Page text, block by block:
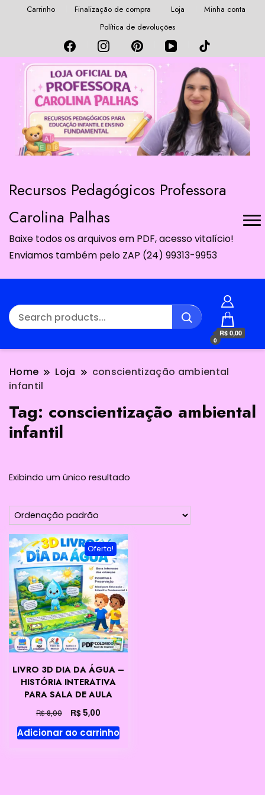
Carrinho Finalização de compra Loja
Minha conta
Política de devoluções
Recursos Pedagógicos Professora
Carolina Palhas
Baixe todos os arquivos em PDF, acesso vitalício!
Enviamos também pelo ZAP (24) 99313-9953
0
R$ 0,00
Home Loja
conscientização ambiental
infantil
Tag: conscientização ambiental
infantil
Exibindo um único resultado
Oferta!
LIVRO 3D DIA DA ÁGUA –
HISTÓRIA INTERATIVA
PARA SALA DE AULA
R$8,00
preço
original
R$5,00O
preço
atual
Adicionar ao carrinho